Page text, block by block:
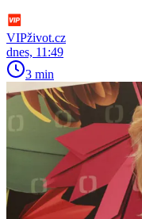
VIPživot.cz
dnes, 11:49
3 min